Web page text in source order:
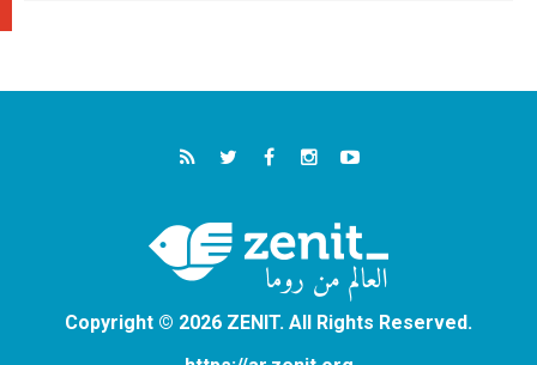
Copyright © 2026 ZENIT. All Rights Reserved.